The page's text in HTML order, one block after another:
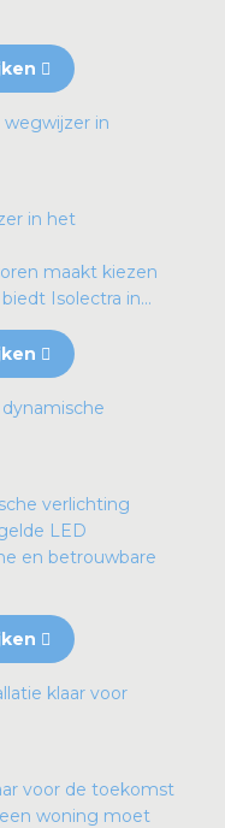
in het
maakt kiezen
Isolectra in...
verlichting
LED
en betrouwbare
voor de toekomst
woning moet